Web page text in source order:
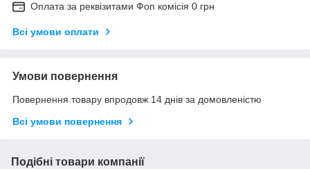
Оплата за реквізитами Фоп комісія 0 грн
Всі умови оплати
Умови повернення
Повернення товару впродовж 14 днів за домовленістю
Всі умови повернення
Подібні товари компанії